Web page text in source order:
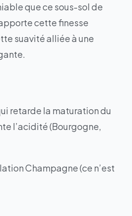
que ce sous-sol de
cette finesse
suavité alliée à une
retarde la maturation du
l’acidité (Bourgogne,
Champagne (ce n’est